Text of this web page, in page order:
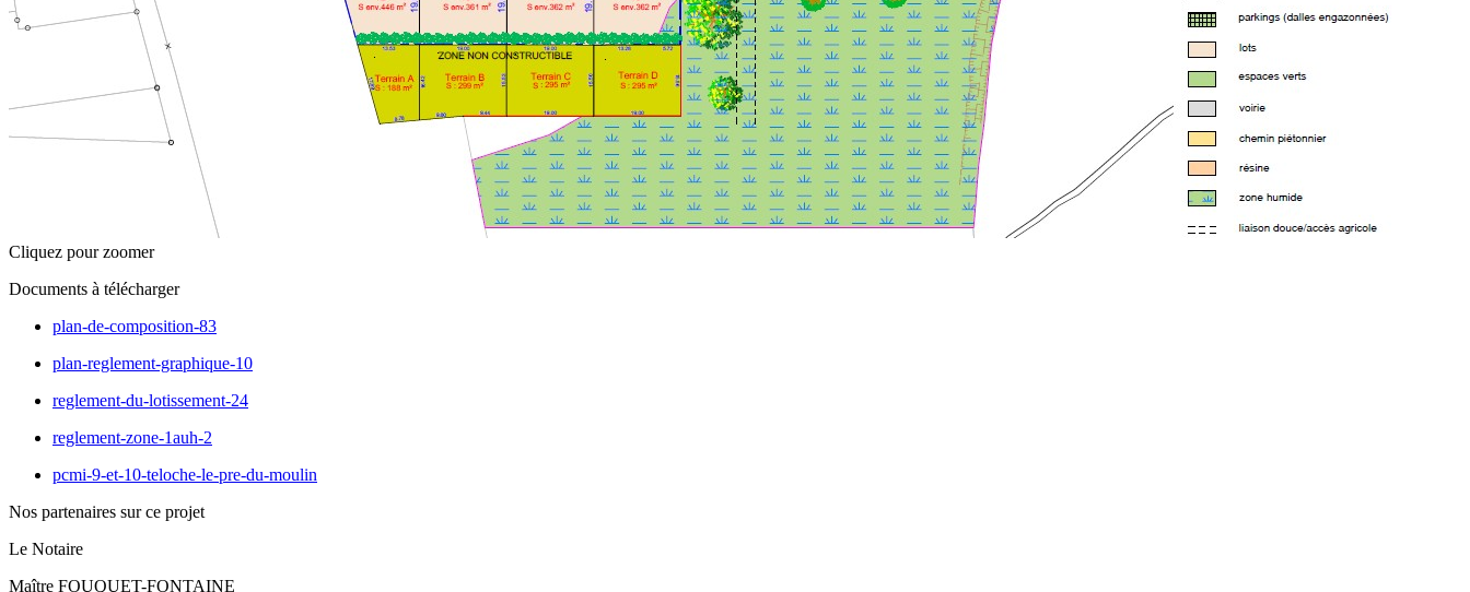
Cliquez pour zoomer
Documents à télécharger
plan-de-composition-83
plan-reglement-graphique-10
reglement-du-lotissement-24
reglement-zone-1auh-2
pcmi-9-et-10-teloche-le-pre-du-moulin
Nos partenaires sur ce projet
Le Notaire
Maître FOUQUET-FONTAINE